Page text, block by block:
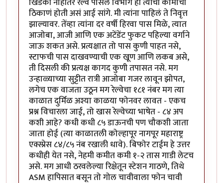
ठिकाणं होती असं आई सांगे. मी त्यांना पाहिलं ते निवृत्त
झाल्यावर. तेंव्हा त्यांना दर वर्षी हिरवा पास मिळे, त्यात
आजोबा, आजी आणि एक अटेंडेंट फुकट पहिल्या वर्गाने
जाऊ शकत असे. प्रत्यक्षात तो पास कुणी पाहत नसे,
स्टाफची पास दाखवण्याची एक खूण आणि लकब असे,
ती दिसली की प्रत्यक्ष कागद कुणी तपासत नसे. मग
उन्हाळ्याच्या सुट्टीत रात्री आजोबा गजर लावून झोपत,
लगेच एक वाजता उठून मग रेल्वेचा १८१ नंबर मग त्या
काळात दुर्मिळ अश्या काळया फोनवर लावत - एकच
प्रश्न विचारला जाई, तो खास रेल्वेच्या भाषेत - ८४ अप
कशी आहे? कधी कधी ८५ डाऊनची पण चौकशी जाता
जाता होई (त्या काळातली कोल्हापूर नागपूर महाराष्ट्र
एक्स्प्रेस ८४/८५ नंब रखाली धावे). बिफोर टाईम हे उत्तर
कधीही येत नसे, नेहमी कमीत कमी १-२ तास गाडी लेटच
असे. मग आधी ठरवलेल्या रिक्षेतून स्टेशन गाठणे, तिथे
ASM हापिसात बसून तो गोल चावीवाला फोन चावी